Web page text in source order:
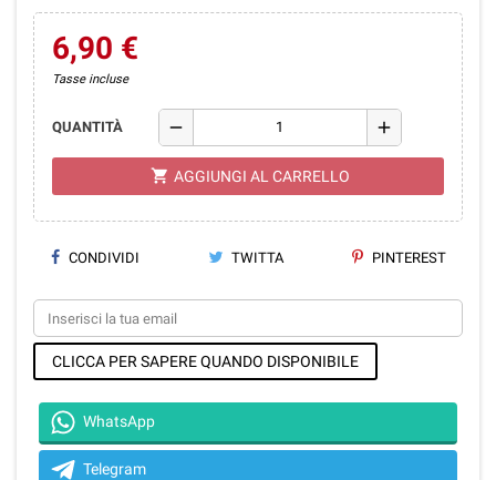
6,90 €
Tasse incluse
QUANTITÀ remove add
shopping_cart AGGIUNGI AL CARRELLO
CONDIVIDI TWITTA PINTEREST
CLICCA PER SAPERE QUANDO DISPONIBILE
WhatsApp
Telegram